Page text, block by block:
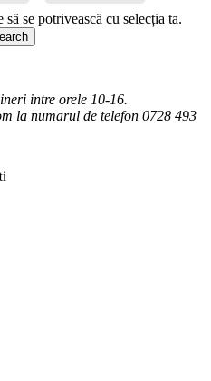
se potrivească cu selecția ta.
intre orele 10-16.
la numarul de telefon 0728 493